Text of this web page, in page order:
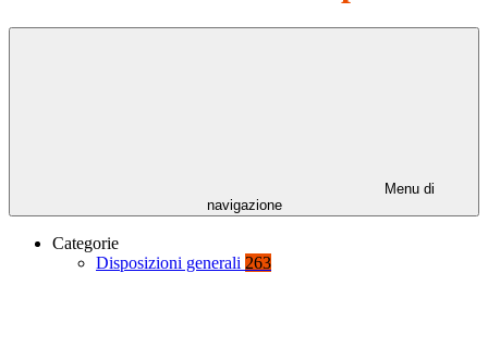
Menu di
navigazione
Categorie
Disposizioni generali 263